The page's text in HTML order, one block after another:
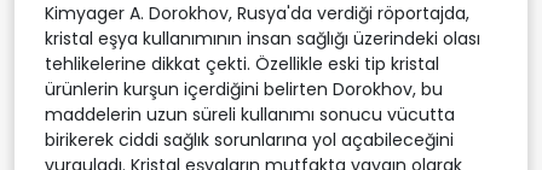
Kimyager A. Dorokhov, Rusya'da verdiği röportajda,
kristal eşya kullanımının insan sağlığı üzerindeki olası
tehlikelerine dikkat çekti. Özellikle eski tip kristal
ürünlerin kurşun içerdiğini belirten Dorokhov, bu
maddelerin uzun süreli kullanımı sonucu vücutta
birikerek ciddi sağlık sorunlarına yol açabileceğini